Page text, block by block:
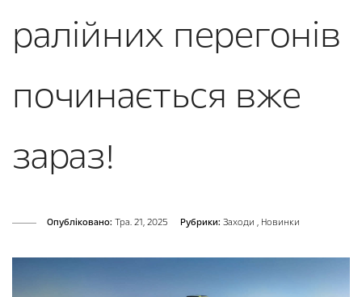
ралійних перегонів
починається вже
зараз!
Опубліковано: Тра. 21, 2025 Рубрики: Заходи , Новинки